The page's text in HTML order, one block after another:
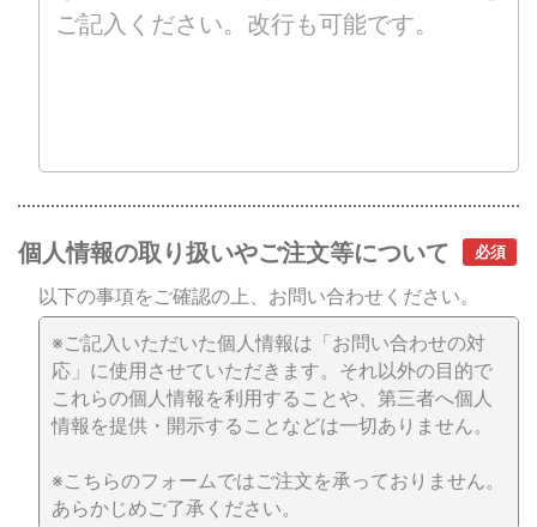
個人情報の取り扱いやご注文等について
以下の事項をご確認の上、お問い合わせください。
※ご記入いただいた個人情報は「お問い合わせの対
応」に使用させていただきます。それ以外の目的で
これらの個人情報を利用することや、第三者へ個人
情報を提供・開示することなどは一切ありません。
※こちらのフォームではご注文を承っておりません。
あらかじめご了承ください。